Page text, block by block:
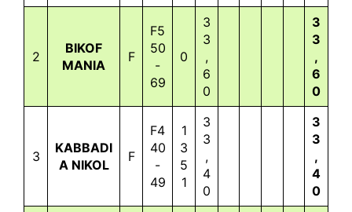
2
BIKOF
MANIA
F
F5
50
-
69
0
3
3
,
6
0
3
3
,
6
0
3
KABBADI
A NIKOL
F
F4
40
-
49
1
3
5
1
3
3
,
4
0
3
3
,
4
0